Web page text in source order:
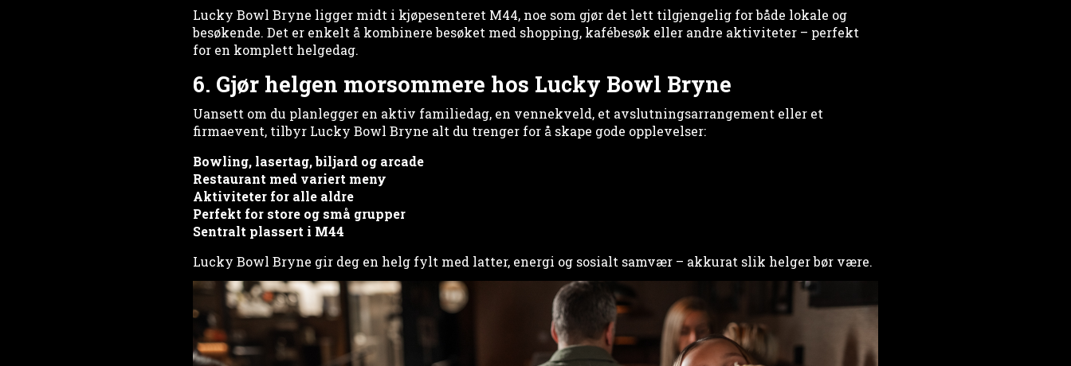
Lucky Bowl Bryne ligger midt i kjøpesenteret M44, noe som gjør det lett tilgjengelig for både lokale og
besøkende. Det er enkelt å kombinere besøket med shopping, kafébesøk eller andre aktiviteter – perfekt
for en komplett helgedag.
6. Gjør helgen morsommere hos Lucky Bowl Bryne
Uansett om du planlegger en aktiv familiedag, en vennekveld, et avslutningsarrangement eller et
firmaevent, tilbyr Lucky Bowl Bryne alt du trenger for å skape gode opplevelser:
Bowling, lasertag, biljard og arcade
Restaurant med variert meny
Aktiviteter for alle aldre
Perfekt for store og små grupper
Sentralt plassert i M44
Lucky Bowl Bryne gir deg en helg fylt med latter, energi og sosialt samvær – akkurat slik helger bør være.